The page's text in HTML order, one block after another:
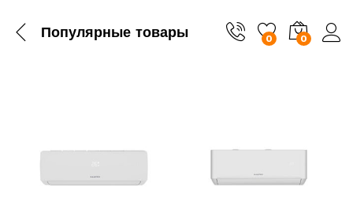
Популярные товары 0 0